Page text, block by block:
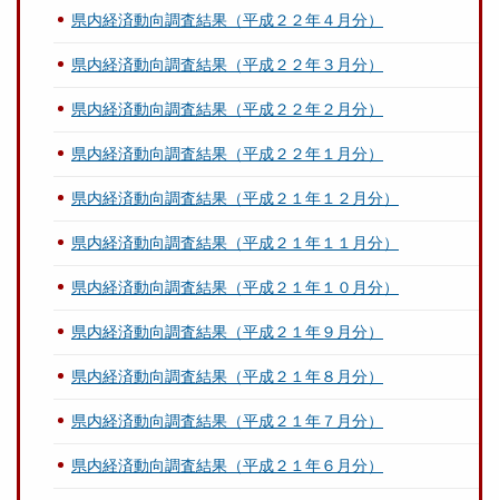
県内経済動向調査結果（平成２２年４月分）
県内経済動向調査結果（平成２２年３月分）
県内経済動向調査結果（平成２２年２月分）
県内経済動向調査結果（平成２２年１月分）
県内経済動向調査結果（平成２１年１２月分）
県内経済動向調査結果（平成２１年１１月分）
県内経済動向調査結果（平成２１年１０月分）
県内経済動向調査結果（平成２１年９月分）
県内経済動向調査結果（平成２１年８月分）
県内経済動向調査結果（平成２１年７月分）
県内経済動向調査結果（平成２１年６月分）